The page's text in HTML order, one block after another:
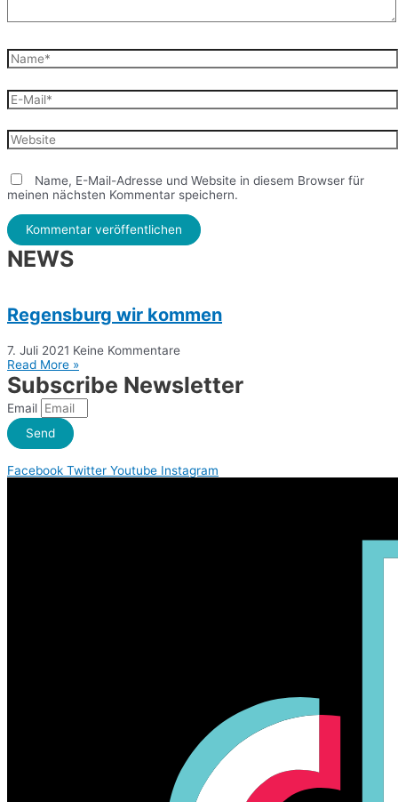
Name*
E-
Mail*
Website
Name, E-Mail-Adresse und Website in diesem Browser für
meinen nächsten Kommentar speichern.
NEWS
Regensburg wir kommen
7. Juli 2021 Keine Kommentare
Read More »
Subscribe Newsletter
Email
Send
Facebook Twitter Youtube Instagram